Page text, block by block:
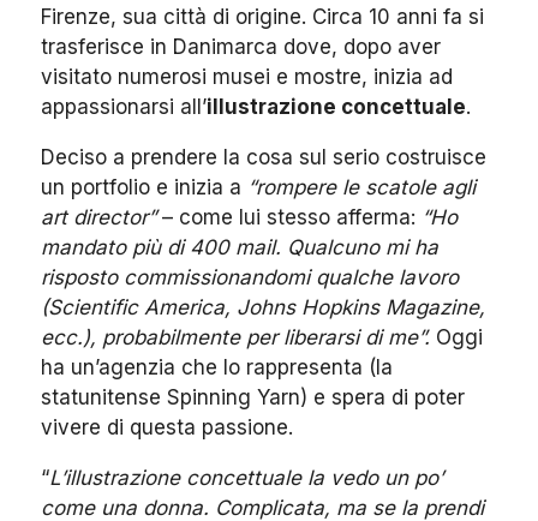
Firenze, sua città di origine. Circa 10 anni fa si
trasferisce in Danimarca dove, dopo aver
visitato numerosi musei e mostre, inizia ad
appassionarsi all’illustrazione concettuale.
Deciso a prendere la cosa sul serio costruisce
un portfolio e inizia a “rompere le scatole agli
art director”– come lui stesso afferma: “Ho
mandato più di 400 mail. Qualcuno mi ha
risposto commissionandomi qualche lavoro
(Scientific America, Johns Hopkins Magazine,
ecc.), probabilmente per liberarsi di me”. Oggi
ha un’agenzia che lo rappresenta (la
statunitense Spinning Yarn) e spera di poter
vivere di questa passione.
“L’illustrazione concettuale la vedo un po’
come una donna. Complicata, ma se la prendi